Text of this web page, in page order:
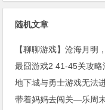
随机文章
【聊聊游戏】沧海月明
最囧游戏2 41-45关攻略
地下城与勇士游戏无法